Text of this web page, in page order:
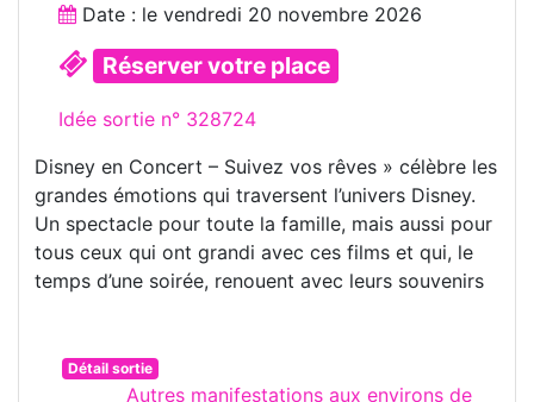
Date : le vendredi 20 novembre 2026
Réserver votre place
Idée sortie n° 328724
Disney en Concert – Suivez vos rêves » célèbre les
grandes émotions qui traversent l’univers Disney.
Un spectacle pour toute la famille, mais aussi pour
tous ceux qui ont grandi avec ces films et qui, le
temps d’une soirée, renouent avec leurs souvenirs
Détail sortie
Autres manifestations aux environs de